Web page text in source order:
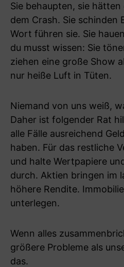
Sie behaupten, sie
dem Crash. Sie schinden
Wort führen sie. Sie
du musst wissen: Sie
ziehen eine große Show
nur heiße Luft in Tüten.
Niemand von uns weiß,
Daher ist folgender Rat
alle Fälle ausreichend
haben. Für das restliche
und halte Wertpapiere
durch. Aktien bringen im
höhere Rendite.
unterlegen.
Wenn alles
größere Probleme als
das.